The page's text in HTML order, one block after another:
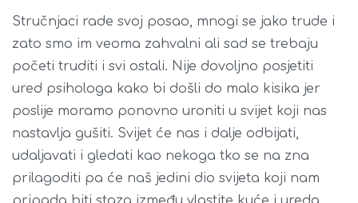
Stručnjaci rade svoj posao, mnogi se jako trude i
zato smo im veoma zahvalni ali sad se trebaju
početi truditi i svi ostali. Nije dovoljno posjetiti
ured psihologa kako bi došli do malo kisika jer
poslije moramo ponovno uroniti u svijet koji nas
nastavlja gušiti. Svijet će nas i dalje odbijati,
udaljavati i gledati kao nekoga tko se na zna
prilagoditi pa će naš jedini dio svijeta koji nam